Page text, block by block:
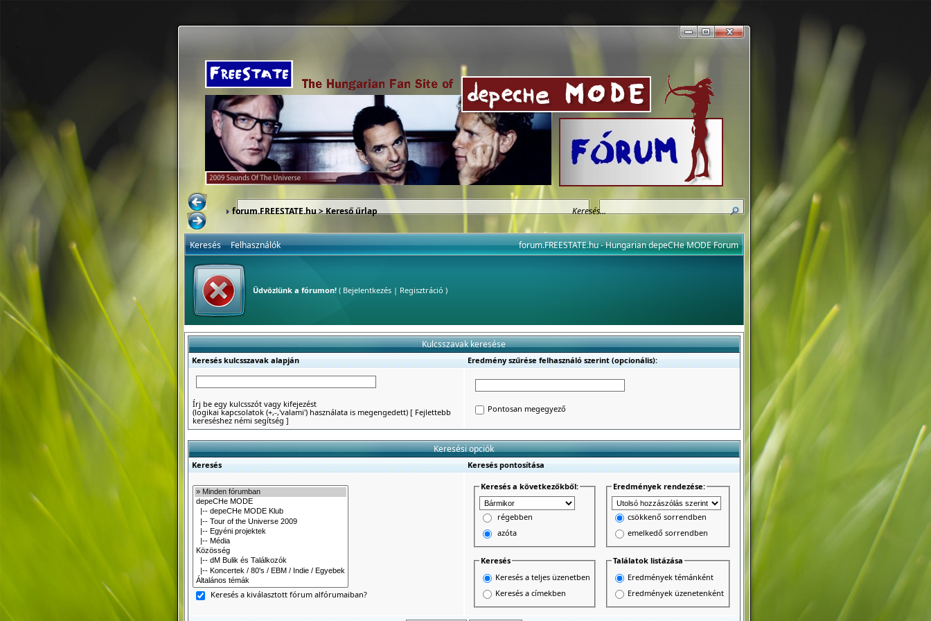
forum.FREESTATE.hu> Kereső űrlap
forum.FREESTATE.hu - Hungarian depeCHe MODE Forum
Keresés Felhasználók
Üdvözlünk a fórumon!( Bejelentkezés| Regisztráció )
Kulcsszavak keresése
Keresés kulcsszavak alapján Eredmény szűrése felhasználó szerint (opcionális):
Írj be egy kulcsszót vagy kifejezést
(logikai kapcsolatok (+,-,'valami') használata is megengedett)[ Fejlettebb
kereséshez némi segítség ]
Pontosan megegyező
Keresési opciók
Keresés Keresés pontosítása
Keresés a kiválasztott fórum alfórumaiban?
Keresés a következőkből:
régebben
azóta
Eredmények rendezése:
csökkenő sorrendben
emelkedő sorrendben
Keresés
Keresés a teljes üzenetben
Keresés a címekben
Találatok listázása
Eredmények témánként
Eredmények üzenetenként